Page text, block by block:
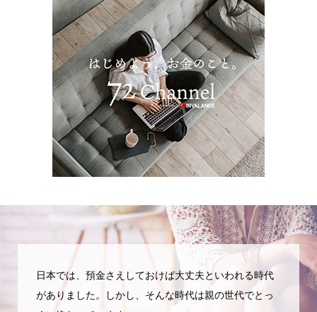
日本では、預金さえしておけば大丈夫といわれる時代
がありました。しかし、そんな時代は親の世代でとっ